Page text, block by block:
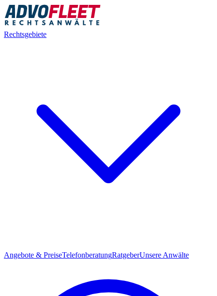
Rechtsgebiete
Angebote & PreiseTelefonberatungRatgeberUnsere Anwälte